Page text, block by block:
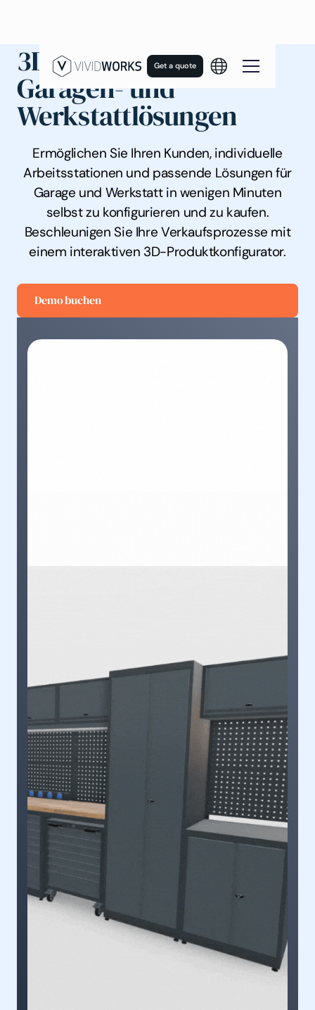
Get a quote
3D-Konfigurator für
Garagen- und
Werkstattlösungen
Ermöglichen Sie Ihren Kunden, individuelle
Arbeitsstationen und passende Lösungen für
Garage und Werkstatt in wenigen Minuten
selbst zu konfigurieren und zu kaufen.
Beschleunigen Sie Ihre Verkaufsprozesse mit
einem interaktiven 3D-Produktkonfigurator.
Demo buchen